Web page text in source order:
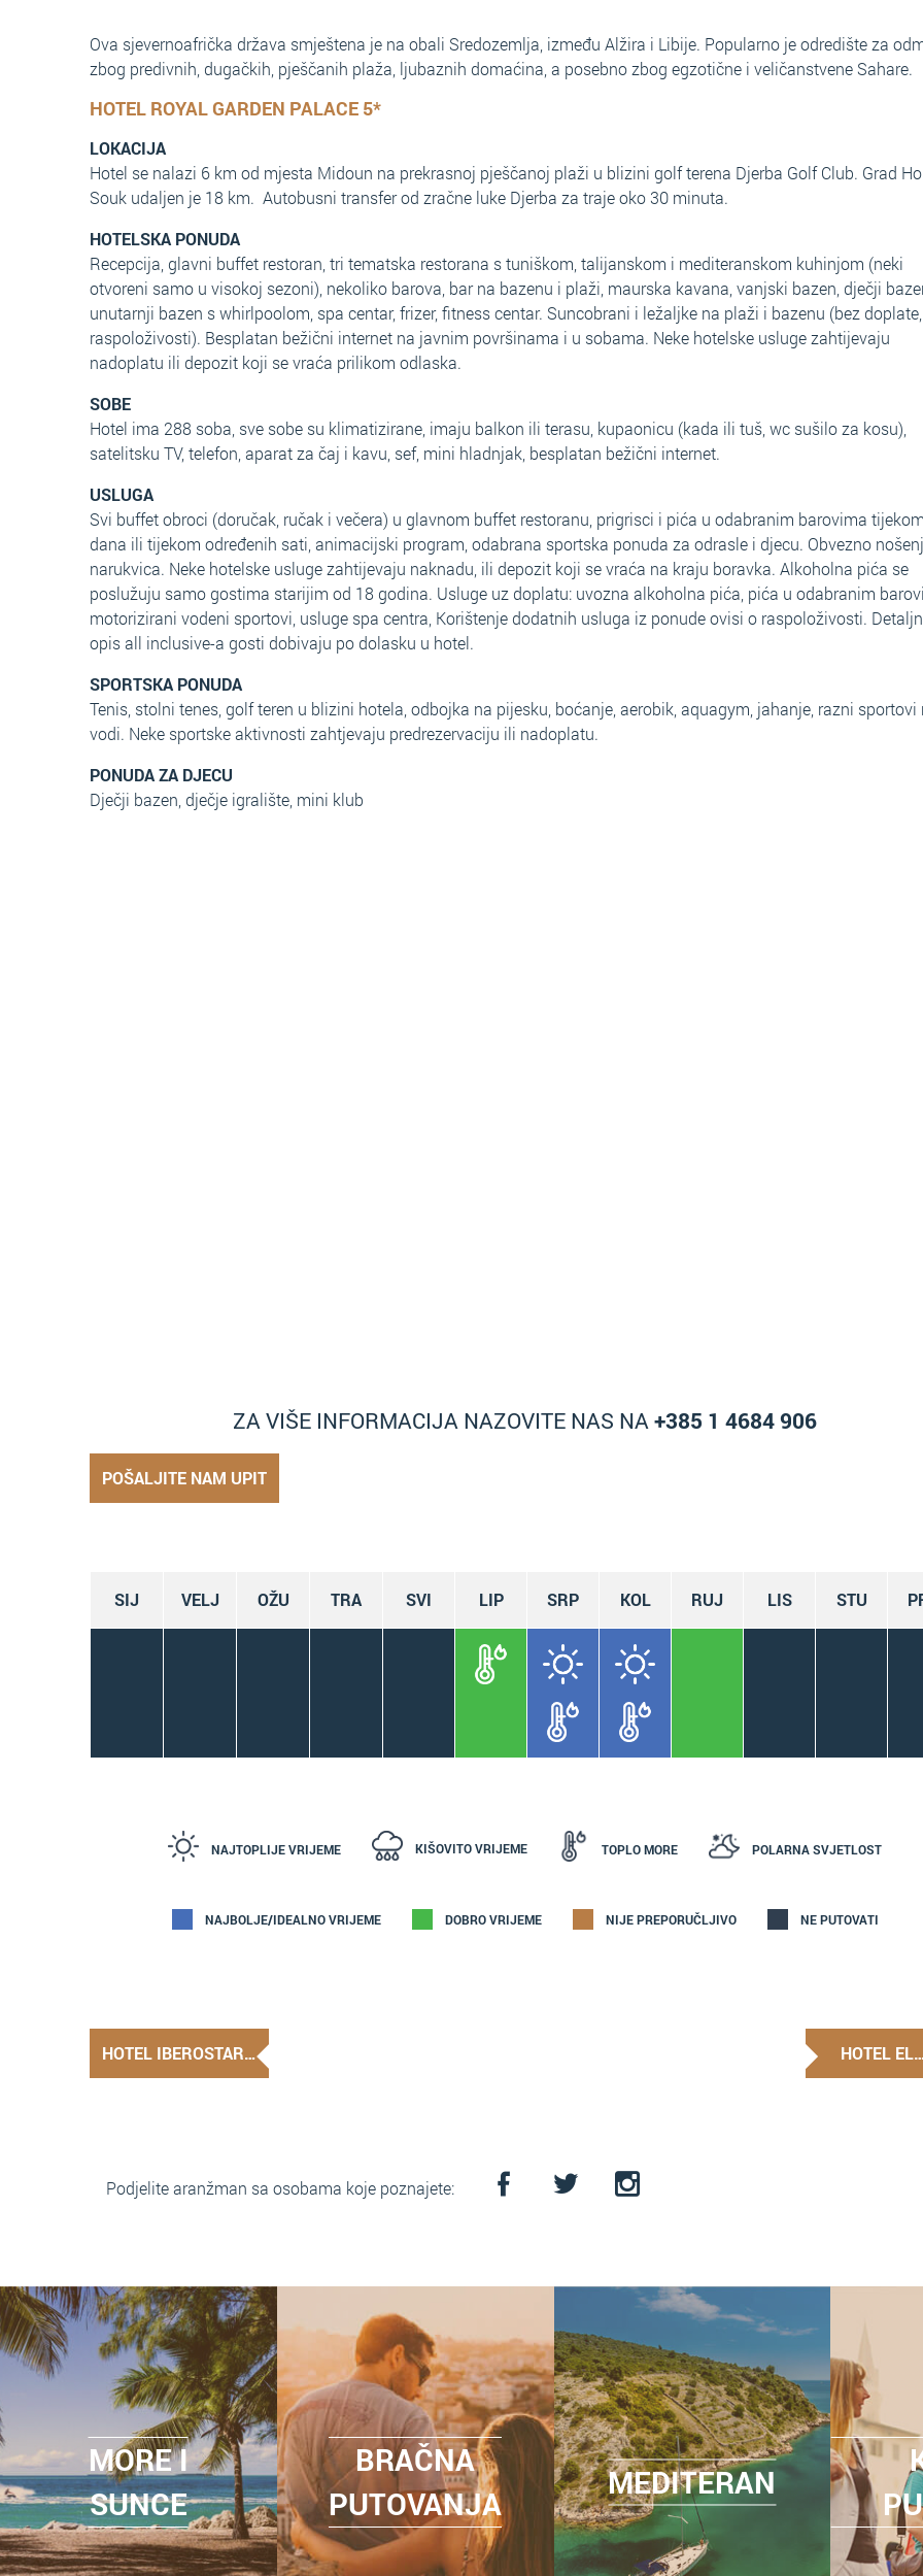
Ova sjevernoafrička država smještena je na obali Sredozemlja, između Alžira i Libije. Popularno je odredište za
zbog predivnih, dugačkih, pješčanih plaža, ljubaznih domaćina, a posebno zbog egzotične i veličanstvene Sahare.
HOTEL ROYAL GARDEN PALACE 5*
LOKACIJA
Hotel se nalazi 6 km od mjesta Midoun na prekrasnoj pješčanoj plaži u blizini golf terena Djerba Golf Club. Grad
Souk udaljen je 18 km. Autobusni transfer od zračne luke Djerba za traje oko 30 minuta.
HOTELSKA PONUDA
Recepcija, glavni buffet restoran, tri tematska restorana s tuniškom, talijanskom i mediteranskom kuhinjom (neki
otvoreni samo u visokoj sezoni), nekoliko barova, bar na bazenu i plaži, maurska kavana, vanjski bazen, dječji
unutarnji bazen s whirlpoolom, spa centar, frizer, fitness centar. Suncobrani i ležaljke na plaži i bazenu (bez
raspoloživosti). Besplatan bežični internet na javnim površinama i u sobama. Neke hotelske usluge zahtijevaju
nadoplatu ili depozit koji se vraća prilikom odlaska.
SOBE
Hotel ima 288 soba, sve sobe su klimatizirane, imaju balkon ili terasu, kupaonicu (kada ili tuš, wc sušilo za kosu),
satelitsku TV, telefon, aparat za čaj i kavu, sef, mini hladnjak, besplatan bežični internet.
USLUGA
Svi buffet obroci (doručak, ručak i večera) u glavnom buffet restoranu, prigrisci i pića u odabranim barovima
dana ili tijekom određenih sati, animacijski program, odabrana sportska ponuda za odrasle i djecu. Obvezno
narukvica. Neke hotelske usluge zahtijevaju naknadu, ili depozit koji se vraća na kraju boravka. Alkoholna pića se
poslužuju samo gostima starijim od 18 godina. Usluge uz doplatu: uvozna alkoholna pića, pića u odabranim
motorizirani vodeni sportovi, usluge spa centra, Korištenje dodatnih usluga iz ponude ovisi o raspoloživosti.
opis all inclusive-a gosti dobivaju po dolasku u hotel.
SPORTSKA PONUDA
Tenis, stolni tenes, golf teren u blizini hotela, odbojka na pijesku, boćanje, aerobik, aquagym, jahanje, razni sportovi
vodi. Neke sportske aktivnosti zahtjevaju predrezervaciju ili nadoplatu.
PONUDA ZA DJECU
Dječji bazen, dječje igralište, mini klub
ZA VIŠE INFORMACIJA NAZOVITE NAS NA+385 1 4684 906
POŠALJITE NAM UPIT
SIJ VELJ OŽU TRA SVI LIP SRP KOL RUJ LIS STU
NAJTOPLIJE VRIJEME KIŠOVITO VRIJEME TOPLO MORE POLARNA SVJETLOST
NAJBOLJE/IDEALNO VRIJEME DOBRO VRIJEME NIJE PREPORUČLJIVO NE PUTOVATI
HOTEL IBEROSTAR… HOTEL
Podjelite aranžman sa osobama koje poznajete:
MORE I
SUNCE
BRAČNA
PUTOVANJA
MEDITERAN